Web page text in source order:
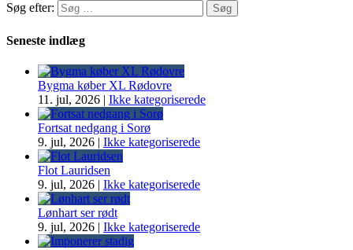
Søg efter:
Seneste indlæg
Bygma køber XL Rødovre
11. jul, 2026 | Ikke kategoriserede
Fortsat nedgang i Sorø
9. jul, 2026 | Ikke kategoriserede
Flot Lauridsen
9. jul, 2026 | Ikke kategoriserede
Lønhart ser rødt
9. jul, 2026 | Ikke kategoriserede